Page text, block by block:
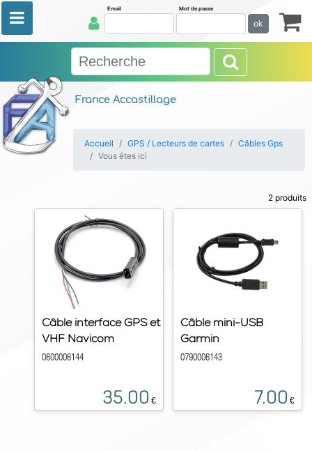
France Accastillage
Email Mot de passe
ok
Accueil GPS / Lecteurs de cartes
Câbles Gps
Vous êtes ici
2 produits
Câble interface GPS et
VHF Navicom
0600006144
35.00 €
Câble mini-USB
Garmin
0790006143
7.00 €